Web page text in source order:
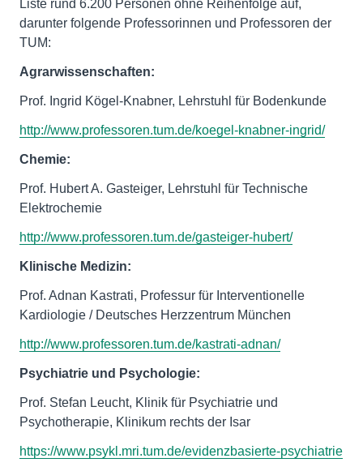
Liste rund 6.200 Personen ohne Reihenfolge auf,
darunter folgende Professorinnen und Professoren der
TUM:
Agrarwissenschaften:
Prof. Ingrid Kögel-Knabner, Lehrstuhl für Bodenkunde
http://www.professoren.tum.de/koegel-knabner-ingrid/
Chemie:
Prof. Hubert A. Gasteiger, Lehrstuhl für Technische
Elektrochemie
http://www.professoren.tum.de/gasteiger-hubert/
Klinische Medizin:
Prof. Adnan Kastrati, Professur für Interventionelle
Kardiologie / Deutsches Herzzentrum München
http://www.professoren.tum.de/kastrati-adnan/
Psychiatrie und Psychologie:
Prof. Stefan Leucht, Klinik für Psychiatrie und
Psychotherapie, Klinikum rechts der Isar
https://www.psykl.mri.tum.de/evidenzbasierte-psychiatrie